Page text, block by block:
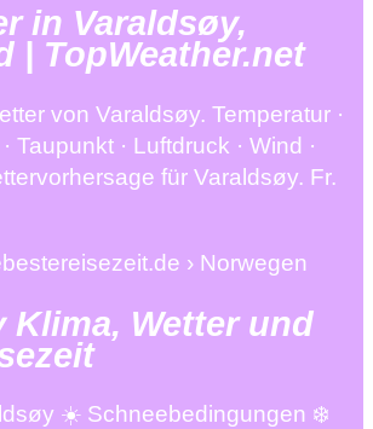
in Varaldsøy,
| TopWeather.net
von Varaldsøy. Temperatur ·
Taupunkt · Luftdruck · Wind ·
für Varaldsøy. Fr.
› Norwegen
Klima, Wetter und
☀️ Schneebedingungen ❄️